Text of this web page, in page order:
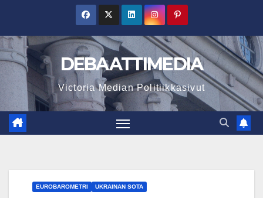
content
DEBAATTIMEDIA
Victoria Median Politiikkasivut
EUROBAROMETRI UKRAINAN SOTA